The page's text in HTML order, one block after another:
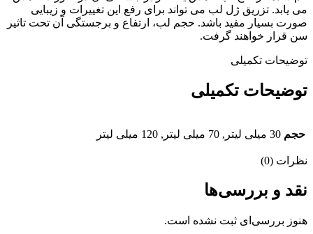
می یابد. تزریق ژل لب می تواند برای رفع این تغییرات و زیبایی
صورت بسیار مفید باشد. حجم لب، ارتفاع و برجستگی آن تحت تاثیر
سن قرار خواهند گرفت.
توضیحات تکمیلی
توضیحات تکمیلی
حجم 30 میلی لیتر, 70 میلی لیتر, 120 میلی لیتر
نظرات (0)
نقد و بررسی‌ها
هنوز بررسی‌ای ثبت نشده است.